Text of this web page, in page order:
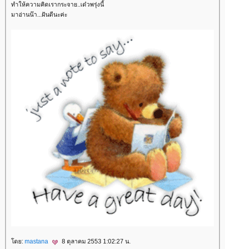
ทำให้ความคิดเรากระจาย..เด๋วพรุ่งนี้
มาอ่านน๊า...ฝันดีนะค่ะ
ดย: mastana 8 ตุลาคม 2553 1:02:27 น.